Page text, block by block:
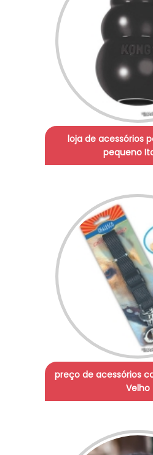
loja de acessórios
pequeno
preço de acessórios
Velho